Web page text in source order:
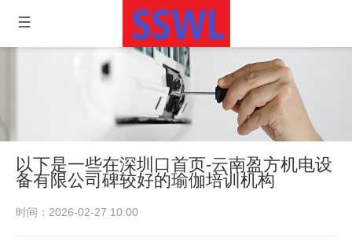
以下是一些在深圳口首页-云南盈方机电设
备有限公司碑较好的瑜伽培训机构
时间：2026-02-27 10:00